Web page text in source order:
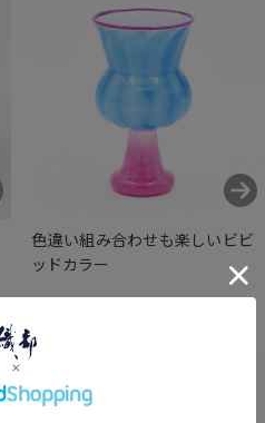
色違い組み合わせも楽しいビビ
ッドカラー